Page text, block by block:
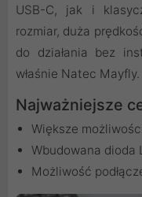
USB-C, jak i
rozmiar, duża
do działania bez
właśnie Natec Mayfly.
Najważniejsze
Większe
Wbudowana dioda
Możliwość